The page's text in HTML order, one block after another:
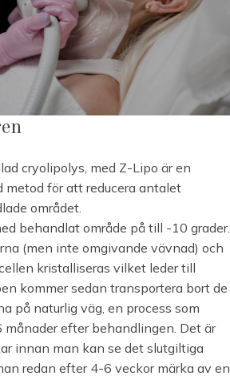
cryolipolys, med Z-Lipo är en
för att reducera antalet
området.
behandlat område på till -10 grader.
(men inte omgivande vävnad) och
kristalliseras vilket leder till
kommer sedan transportera bort de
på naturlig väg, en process som
efter behandlingen. Det är
innan man kan se det slutgiltiga
redan efter 4-6 veckor märka av en